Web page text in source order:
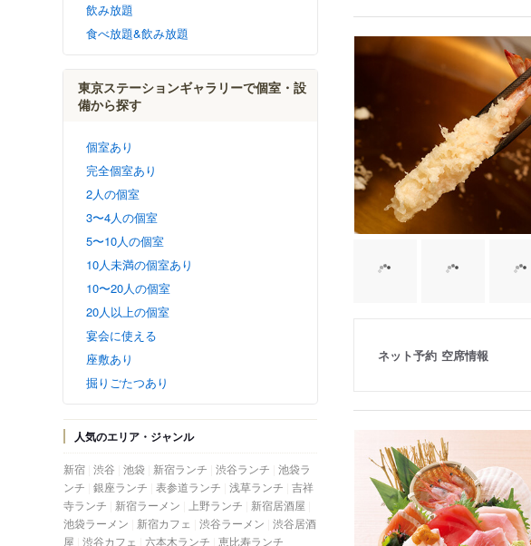
飲み放題
食べ放題&飲み放題
東京ステーションギャラリーで個室・設
備から探す
個室あり
完全個室あり
2人の個室
3〜4人の個室
5〜10人の個室
10人未満の個室あり
10〜20人の個室
20人以上の個室
宴会に使える
座敷あり
掘りごたつあり
人気のエリア・ジャンル
新宿 渋谷 池袋 新宿ランチ 渋谷ランチ 池袋ラ
ンチ 銀座ランチ 表参道ランチ 浅草ランチ 吉祥
寺ランチ
新宿ラーメン 上野ランチ
新宿居酒屋
池袋ラーメン
新宿カフェ 渋谷ラーメン 渋谷居酒
屋 渋谷カフェ 六本木ランチ 恵比寿ランチ
ネット予約 空席情報